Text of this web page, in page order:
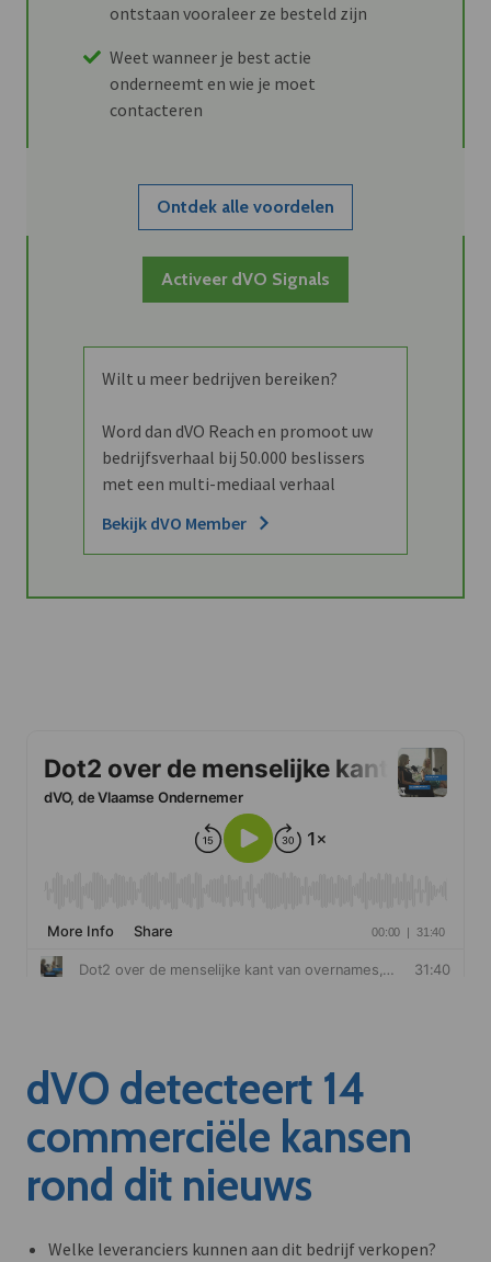
ontstaan vooraleer ze besteld zijn
Weet wanneer je best actie
onderneemt en wie je moet
contacteren
Ontdek alle voordelen
Activeer dVO Signals
Wilt u meer bedrijven bereiken?
Word dan dVO Reach en promoot uw
bedrijfsverhaal bij 50.000 beslissers
met een multi-mediaal verhaal
Bekijk dVO Member
dVO detecteert 14
commerciële kansen
rond dit nieuws
Welke leveranciers kunnen aan dit bedrijf verkopen?